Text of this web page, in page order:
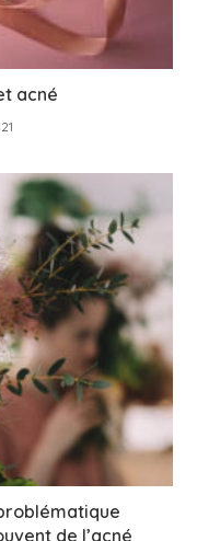
acné
de l’acné